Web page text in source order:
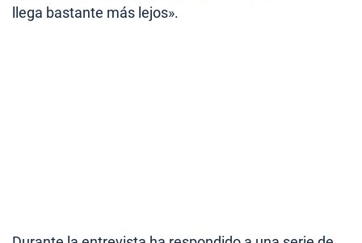
llega bastante más lejos».